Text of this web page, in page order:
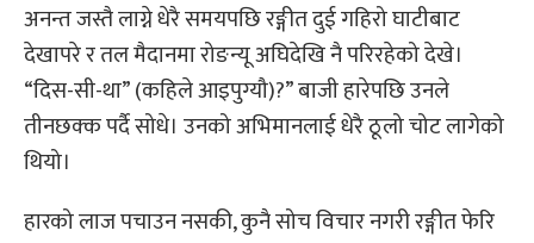
अनन्त जस्तै लाग्ने धेरै समयपछि रङ्गीत दुई गहिरो घाटीबाट
देखापरे र तल मैदानमा रोङन्यू अघिदेखि नै परिरहेको देखे।
“दिस-सी-था” (कहिले आइपुग्यौ)?” बाजी हारेपछि उनले
तीनछक्क पर्दै सोधे। उनको अभिमानलाई धेरै ठूलो चोट लागेको
थियो।
हारको लाज पचाउन नसकी, कुनै सोच विचार नगरी रङ्गीत फेरि